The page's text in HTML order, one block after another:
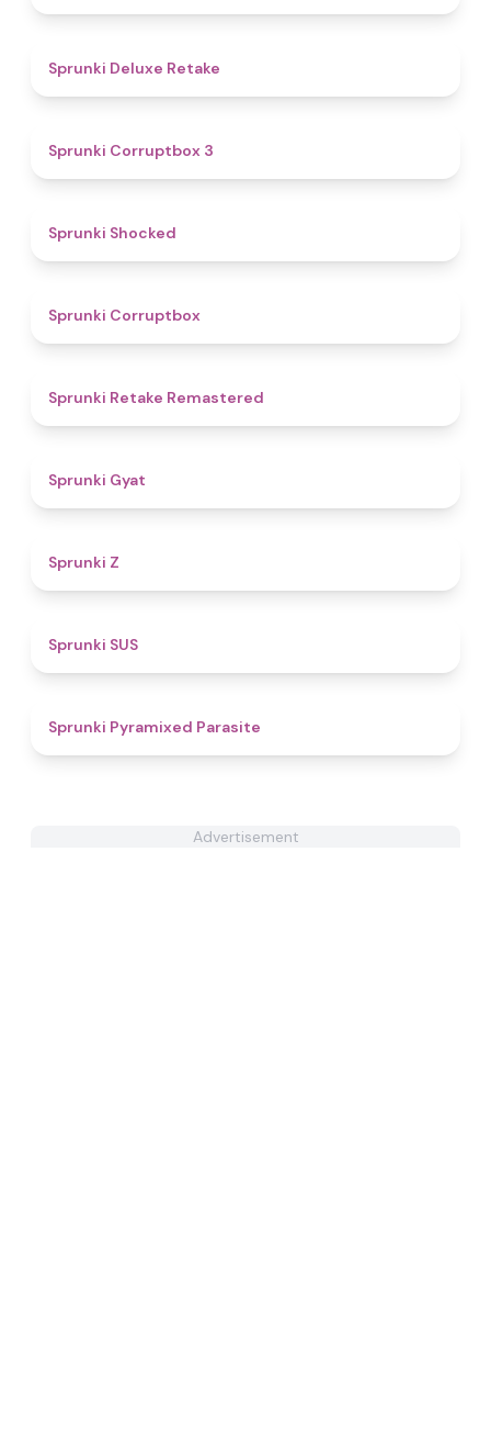
Sprunki Deluxe Retake
Sprunki Corruptbox 3
Sprunki Shocked
Sprunki Corruptbox
Sprunki Retake Remastered
Sprunki Gyat
Sprunki Z
Sprunki SUS
Sprunki Pyramixed Parasite
Advertisement